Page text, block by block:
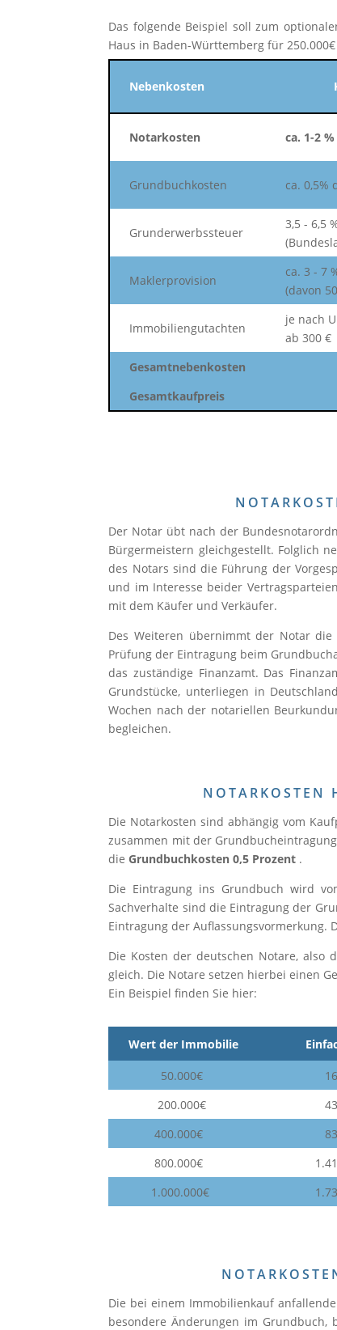
Das folgende Beispiel soll zum
Haus in Baden-Württemberg für
Nebenkosten
Notarkosten ca. 1-2
Grundbuchkosten ca. 0,5%
Grunderwerbssteuer
3,5 - 6,5
Maklerprovision
ca. 3 - 7
(davon
Immobiliengutachten
je nach
ab 300 €
Gesamtnebenkosten
Gesamtkaufpreis
Der Notar übt nach der
Bürgermeistern gleichgestellt. Folglich
des Notars sind die Führung der
und im Interesse beider
mit dem Käufer und Verkäufer.
Des Weiteren übernimmt der Notar
Prüfung der Eintragung beim
das zuständige Finanzamt. Das
Grundstücke, unterliegen in
Wochen nach der notariellen
begleichen.
NOTARKOSTEN
Die Notarkosten sind abhängig vom
zusammen mit der
dieGrundbuchkosten 0,5 Prozent .
Die Eintragung ins Grundbuch wird
Sachverhalte sind die Eintragung der
Eintragung der
Die Kosten der deutschen Notare, also
gleich. Die Notare setzen hierbei einen
Ein Beispiel finden Sie hier:
Wert der Immobilie
50.000€
200.000€
400.000€
800.000€
1.000.000€
Die bei einem Immobilienkauf
besondere Änderungen im Grundbuch,